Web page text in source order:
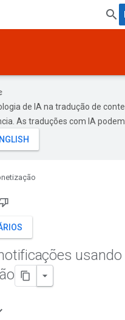
de IA na tradução de
As traduções com IA podem